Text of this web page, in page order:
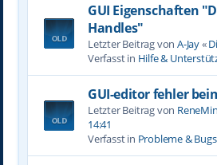
GUI Eigenschaften
Handles"
Letzter Beitrag von A-Jay«
Verfasst in Hilfe &
GUI-editor fehler
Letzter Beitrag von
14:41
Verfasst in Probleme & Bugs